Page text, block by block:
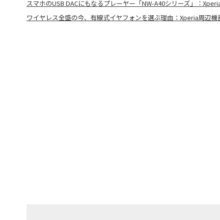
スマホのUSB DACにもなるプレーヤー「NW-A40シリーズ」：
ワイヤレス全盛の今、有線式イヤフォンを選ぶ理由：Xperia周辺機